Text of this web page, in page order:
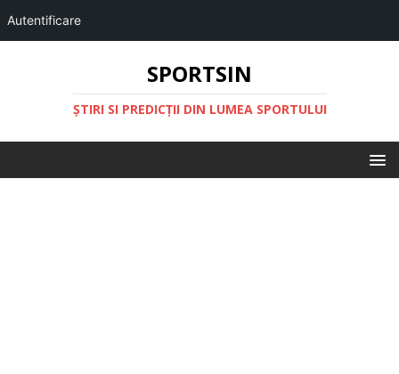
Autentificare
SPORTSIN
ŞTIRI SI PREDICŢII DIN LUMEA SPORTULUI